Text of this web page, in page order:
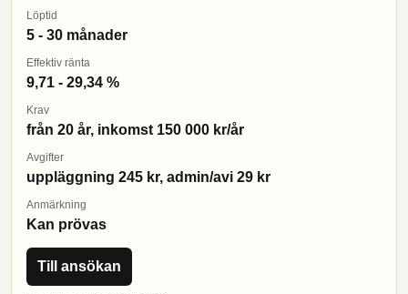
Löptid
5 - 30 månader
Effektiv ränta
9,71 - 29,34 %
Krav
från 20 år, inkomst 150 000 kr/år
Avgifter
uppläggning 245 kr, admin/avi 29 kr
Anmärkning
Kan prövas
Till ansökan